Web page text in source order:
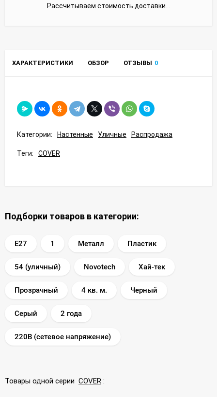
Рассчитываем стоимость доставки...
ХАРАКТЕРИСТИКИ ОБЗОР ОТЗЫВЫ 0
Категории: Настенные Уличные Распродажа
Теги: COVER
Подборки товаров в категории:
E27 1 Металл Пластик
54 (уличный) Novotech Хай-тек
Прозрачный 4 кв. м. Черный
Серый 2 года
220В (сетевое напряжение)
Товары одной серии COVER :